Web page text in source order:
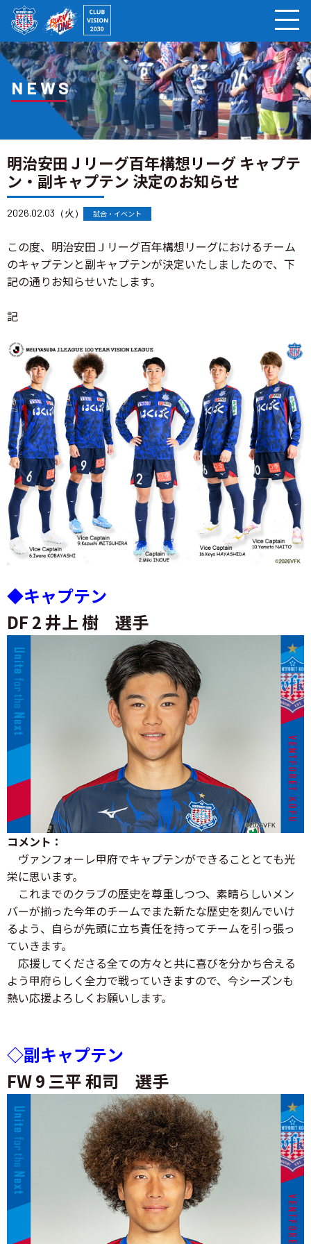
NEWS
明治安田Ｊリーグ百年構想リーグ キャプテ
ン・副キャプテン 決定のお知らせ
2026.02.03（火） 試合・イベント
この度、明治安田Ｊリーグ百年構想リーグにおけるチーム
のキャプテンと副キャプテンが決定いたしましたので、下
記の通りお知らせいたします。
記
◆キャプテン
DF 2 井上 樹 選手
コメント：
ヴァンフォーレ甲府でキャプテンができることとても光
栄に思います。
これまでのクラブの歴史を尊重しつつ、素晴らしいメン
バーが揃った今年のチームでまた新たな歴史を刻んでいけ
るよう、自らが先頭に立ち責任を持ってチームを引っ張っ
ていきます。
応援してくださる全ての方々と共に喜びを分かち合える
よう甲府らしく全力で戦っていきますので、今シーズンも
熱い応援よろしくお願いします。
◇副キャプテン
FW 9 三平 和司 選手